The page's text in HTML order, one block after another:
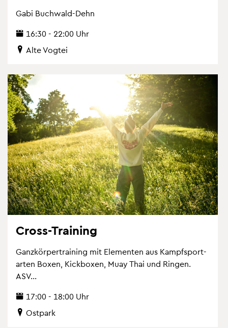
Gabi Buch­wald-Dehn
16:30 - 22:00 Uhr
Alte Vog­tei
Cross-Trai­ning
Ganz­kör­per­trai­ning mit Ele­men­ten aus Kampf­sport­
ar­ten Boxen, Kick­bo­xen, Muay Thai und Rin­gen.
ASV...
17:00 - 18:00 Uhr
Ost­park